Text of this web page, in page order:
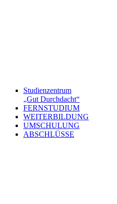
Studienzentrum
„Gut Durchdacht“
FERNSTUDIUM
WEITERBILDUNG
UMSCHULUNG
ABSCHLÜSSE